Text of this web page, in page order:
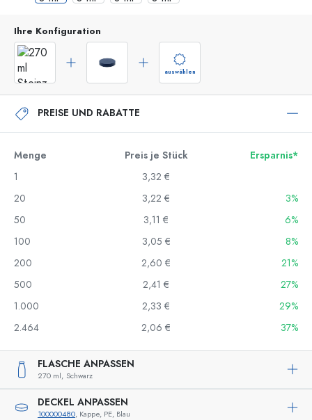
Ihre Konfiguration
auswählen
PREISE UND RABATTE
Menge Preis je Stück
Ersparnis*
1
3,32 €
20
3,22 €
3%
50
3,11 €
6%
100
3,05 €
8%
200
2,60 €
21%
500
2,41 €
27%
1.000
2,33 €
29%
2.464
2,06 € 37%
FLASCHE ANPASSEN
270 ml, Schwarz
DECKEL ANPASSEN
100000480, Kappe, PE, Blau